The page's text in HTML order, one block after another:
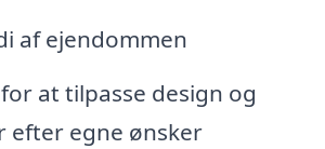
af ejendommen
at tilpasse design og
efter egne ønsker